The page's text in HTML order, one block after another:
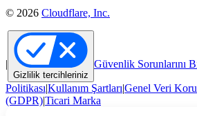
© 2026 Cloudflare, Inc.
|
Gizlilik tercihleriniz
Güvenlik Sorunlarını
Politikası|Kullanım Şartları|Genel Veri
(GDPR)|Ticari Marka